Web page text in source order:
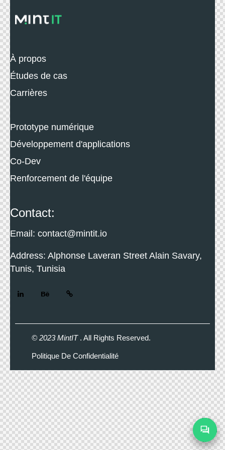
À propos
Études de cas
Carrières
Prototype numérique
Développement d'applications
Co-Dev
Renforcement de l'équipe
Contact:
Email: contact@mintit.io
Address: Alphonse Laveran Street Alain Savary,
Tunis, Tunisia
© 2023 MintIT. All Rights Reserved.
Politique De Confidentialité